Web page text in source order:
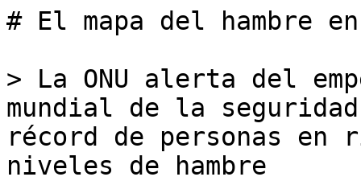
# El mapa del hambre
> La ONU alerta del
mundial de la
récord de personas en
niveles de hambre